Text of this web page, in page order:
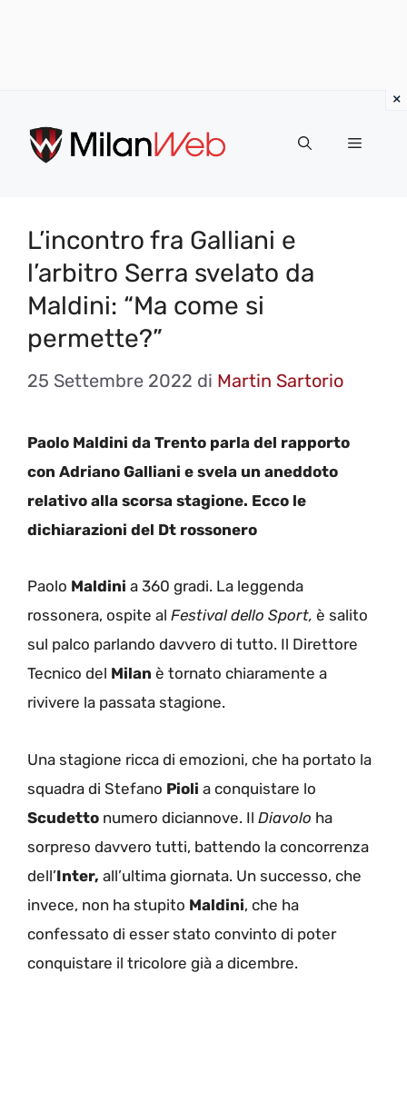
contenuto
MENU
L’incontro fra Galliani e
l’arbitro Serra svelato da
Maldini: “Ma come si
permette?”
25 Settembre 2022 di Martin Sartorio
Paolo Maldini da Trento parla del rapporto
con Adriano Galliani e svela un aneddoto
relativo alla scorsa stagione. Ecco le
dichiarazioni del Dt rossonero
Paolo Maldini a 360 gradi. La leggenda
rossonera, ospite al Festival dello Sport, è salito
sul palco parlando davvero di tutto. Il Direttore
Tecnico del Milan è tornato chiaramente a
rivivere la passata stagione.
Una stagione ricca di emozioni, che ha portato la
squadra di Stefano Pioli a conquistare lo
Scudetto numero diciannove. Il Diavolo ha
sorpreso davvero tutti, battendo la concorrenza
dell’Inter, all’ultima giornata. Un successo, che
invece, non ha stupito Maldini, che ha
confessato di esser stato convinto di poter
conquistare il tricolore già a dicembre.